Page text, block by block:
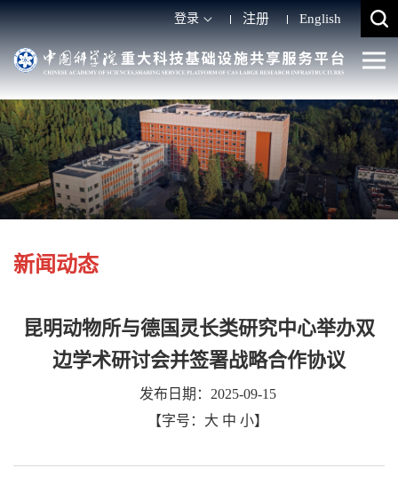
登录 注册 English
新闻动态
昆明动物所与德国灵长类研究中心举办双
边学术研讨会并签署战略合作协议
发布日期：2025-09-15
【字号： 大 中 小】